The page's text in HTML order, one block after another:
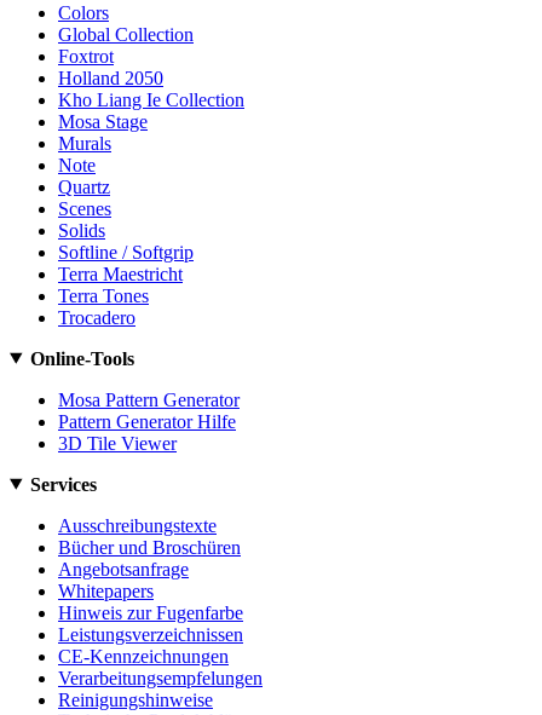
Colors
Global Collection
Foxtrot
Holland 2050
Kho Liang Ie Collection
Mosa Stage
Murals
Note
Quartz
Scenes
Solids
Softline / Softgrip
Terra Maestricht
Terra Tones
Trocadero
Online-Tools
Mosa Pattern Generator
Pattern Generator Hilfe
3D Tile Viewer
Services
Ausschreibungstexte
Bücher und Broschüren
Angebotsanfrage
Whitepapers
Hinweis zur Fugenfarbe
Leistungsverzeichnissen
CE-Kennzeichnungen
Verarbeitungsempfelungen
Reinigungshinweise